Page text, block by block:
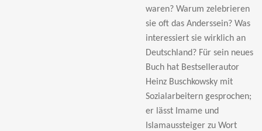
waren? Warum zelebrieren
sie oft das Anderssein? Was
interessiert sie wirklich an
Deutschland? Für sein neues
Buch hat Bestsellerautor
Heinz Buschkowsky mit
Sozialarbeitern gesprochen;
er lässt Imame und
Islamaussteiger zu Wort